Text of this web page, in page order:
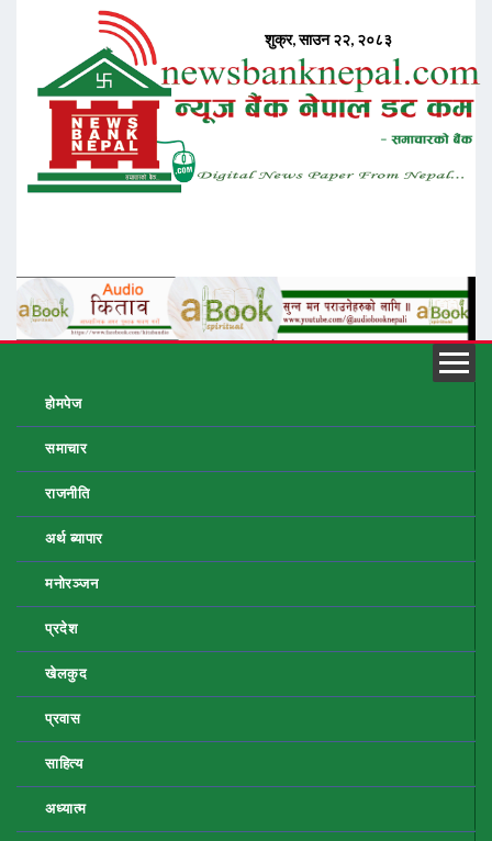
होमपेज
समाचार
राजनीति
अर्थ ब्यापार
मनोरञ्जन
प्रदेश
खेलकुद
प्रवास
साहित्य
अध्यात्म